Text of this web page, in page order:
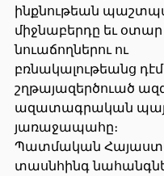
ինքնութեան
միջնաբերդը եւ օտար
նուաճողներու ու
բռնակալութեանց դէմ
շղթայազերծուած
ազատագրական
յառաջապահը։
Պատմական
տասնհինգ